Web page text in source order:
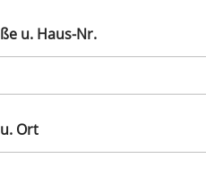
u. Haus-Nr.
Ort